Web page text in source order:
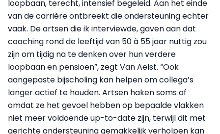
loopbaan, terecht, intensief begeleid. Aan het einde
van de carrière ontbreekt die ondersteuning echter
vaak. De artsen die ik interviewde, gaven aan dat
coaching rond de leeftijd van 50 à 55 jaar nuttig zou
zijn om tijdig na te denken over hun verdere
loopbaan en pensioen”, zegt Van Aelst. “Ook
aangepaste bijscholing kan helpen om collega’s
langer actief te houden. Artsen haken soms af
omdat ze het gevoel hebben op bepaalde vlakken
niet meer voldoende up-to-date zijn, terwijl dit met
gerichte ondersteuning gemakkelijk verholpen kan